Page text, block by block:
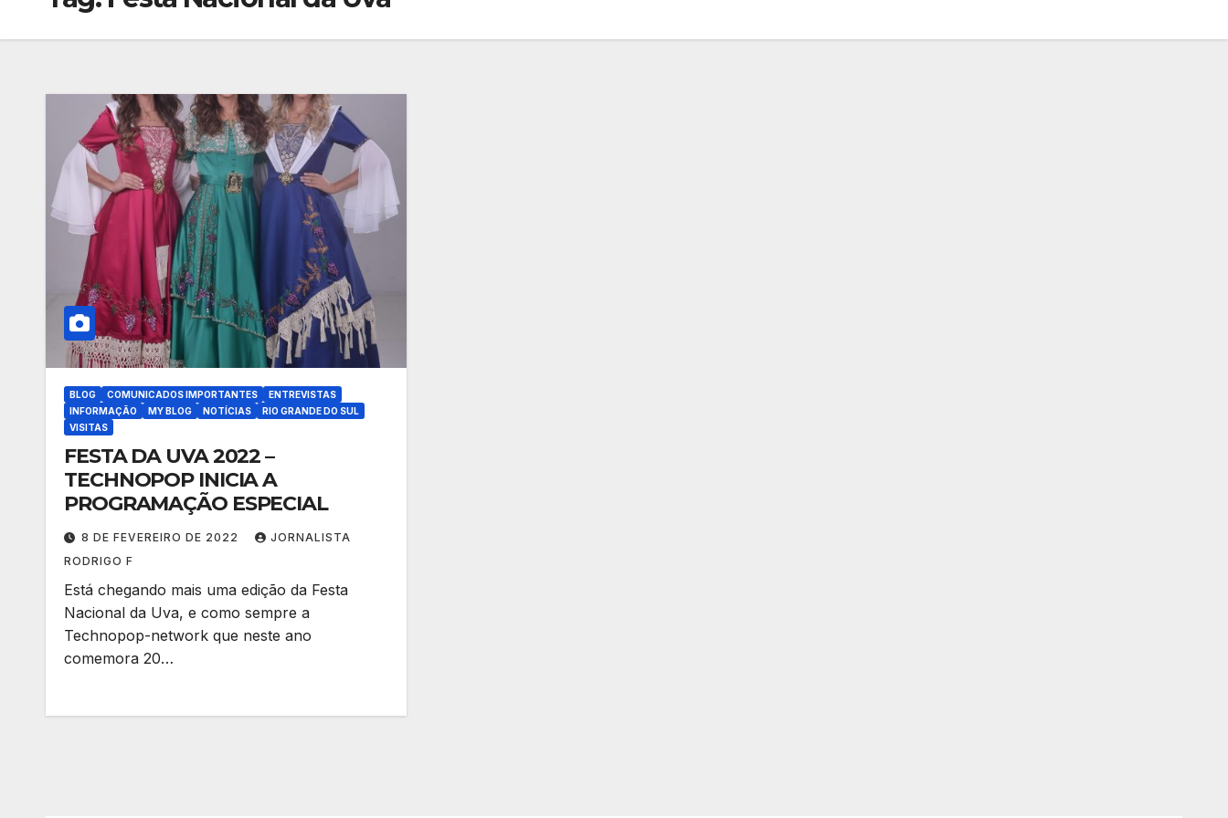
BLOG COMUNICADOS IMPORTANTES
ENTREVISTAS
INFORMAÇÃO
MY BLOG NOTÍCIAS
RIO GRANDE DO SUL
VISITAS
FESTA DA UVA 2022 –
TECHNOPOP INICIA A
PROGRAMAÇÃO ESPECIAL
8 DE FEVEREIRO DE 2022
JORNALISTA
RODRIGO F
Está chegando mais uma edição da Festa
Nacional da Uva, e como sempre a
Technopop-network que neste ano
comemora 20…